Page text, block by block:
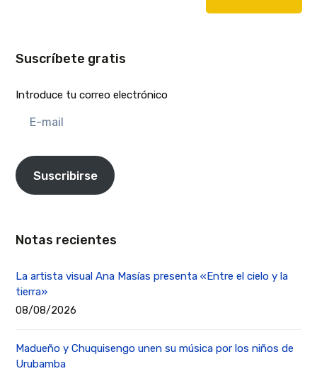
Suscríbete gratis
Introduce tu correo electrónico
mail
Suscribirse
Notas recientes
La artista visual Ana Masías presenta «Entre el cielo y la
tierra»
08/08/2026
Madueño y Chuquisengo unen su música por los niños de
Urubamba